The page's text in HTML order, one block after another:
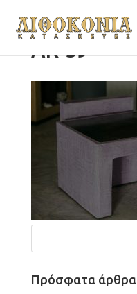
AK-59
Πρόσφατα άρθρα